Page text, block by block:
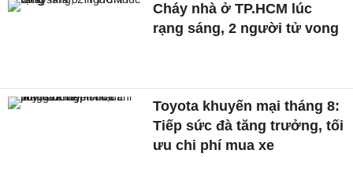
Cháy nhà ở TP.HCM lúc
rạng sáng, 2 người tử vong
Toyota khuyến mại tháng 8:
Tiếp sức đà tăng trưởng, tối
ưu chi phí mua xe